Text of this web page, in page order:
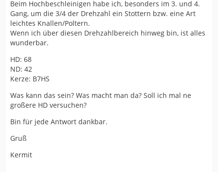
Beim Hochbeschleinigen habe ich, besonders im 3. und 4.
Gang, um die 3/4 der Drehzahl ein Stottern bzw. eine Art
leichtes Knallen/Poltern.
Wenn ich über diesen Drehzahlbereich hinweg bin, ist alles
wunderbar.
HD: 68
ND: 42
Kerze: B7HS
Was kann das sein? Was macht man da? Soll ich mal ne
großere HD versuchen?
Bin für jede Antwort dankbar.
Gruß
Kermit